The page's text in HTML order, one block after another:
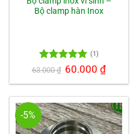
Bộ clamp hàn Inox
Được xếp
5 sao
(1)
63.000₫ Giá
gốc
là:
60.000₫Giá
tại
60.000 ₫.
-5%